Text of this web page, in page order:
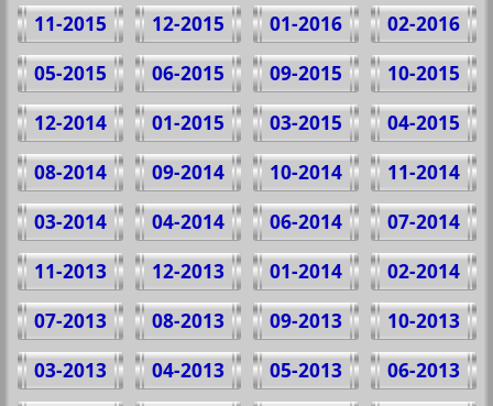
02-2016
01-2016
12-2015
11-2015
10-2015
09-2015
06-2015
05-2015
04-2015
03-2015
01-2015
12-2014
11-2014
10-2014
09-2014
08-2014
07-2014
06-2014
04-2014
03-2014
02-2014
01-2014
12-2013
11-2013
10-2013
09-2013
08-2013
07-2013
06-2013
05-2013
04-2013
03-2013